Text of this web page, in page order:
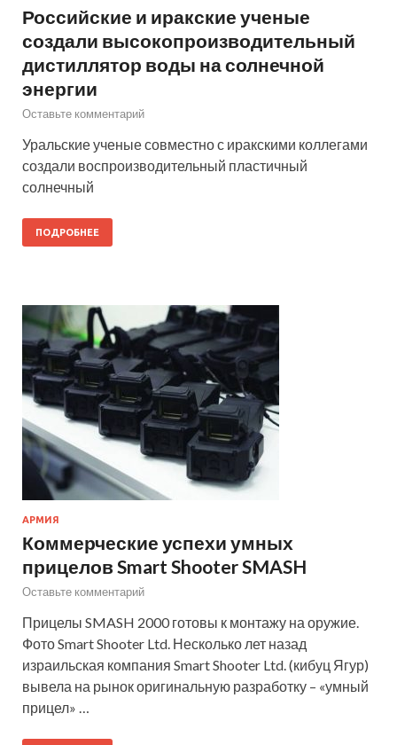
Российские и иракские ученые
создали высокопроизводительный
дистиллятор воды на солнечной
энергии
Оставьте комментарий
Уральские ученые совместно с иракскими коллегами
создали воспроизводительный пластичный
солнечный
ПОДРОБНЕЕ
АРМИЯ
Коммерческие успехи умных
прицелов Smart Shooter SMASH
Оставьте комментарий
Прицелы SMASH 2000 готовы к монтажу на оружие.
Фото Smart Shooter Ltd. Несколько лет назад
израильская компания Smart Shooter Ltd. (кибуц Ягур)
вывела на рынок оригинальную разработку – «умный
прицел» …